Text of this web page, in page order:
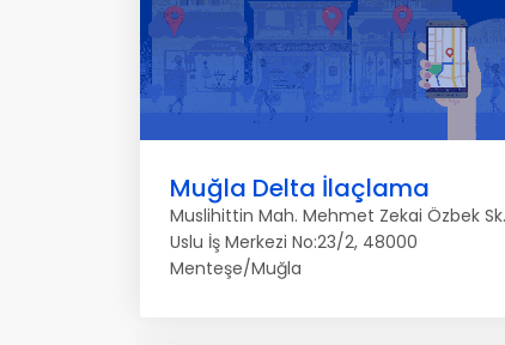
Muğla Delta İlaçlama
Muslihittin Mah. Mehmet Zekai Özbek Sk.
Uslu İş Merkezi No:23/2, 48000
Menteşe/Muğla